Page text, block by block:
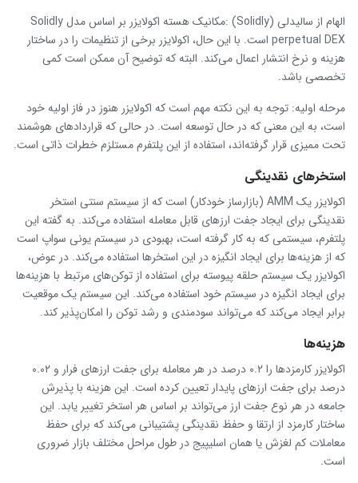
الهام از سالیدلی (Solidly) :مکانیک هسته اکولایزر بر اساس مدل Solidly
perpetual DEX است. با این حال، اکولایزر برخی از تنظیمات را در ساختار
هزینه و نرخ انتشار اعمال می‌کند. البته که توضیح آن ممکن است کمی
تخصصی باشد.
مرحله اولیه: توجه به این نکته مهم است که اکولایزر هنوز در فاز اولیه خود
است، به این معنی که در حال توسعه است. در حالی که قراردادهای هوشمند
تحت ممیزی قرار گرفته‌اند، استفاده از این پلتفرم مستلزم خطرات ذاتی است.
استخرهای نقدینگی
اکولایزر یک AMM (بازارساز خودکار) است که از سیستم سنتی استخر
نقدینگی برای ایجاد جفت ارزهای قابل معامله استفاده می‌کند. به گفته این
پلتفرم، سیستمی که به کار گرفته است، بهبودی در سیستم یونی سواپ است
که از هزینه‌ها برای ایجاد انگیزه در این استخرها استفاده می‌کند. در عوض،
اکولایزر یک سیستم حلقه پیوسته برای استفاده از توکن‌های مرتبط با هزینه‌ها
برای ایجاد انگیزه در سیستم خود استفاده می‌کند. این سیستم یک موقعیت
برابر ایجاد می‌کند که می‌تواند سودمندی و رشد توکن را امکان‌پذیر کند.
هزینه‌ها
اکولایزر کارمزدها را ۰.۲ درصد در هر معامله برای جفت ارزهای فرار و ۰.۰۲
درصد برای جفت ارزهای پایدار تعیین کرده است. این هزینه با پذیرش
جامعه در هر نوع جفت ارز می‌تواند بر اساس هر استخر تغییر یابد. این
ساختار کارمزد از ارتقا و حفظ نقدینگی پشتیبانی می‌کند که برای حفظ
معاملات کم لغزش یا همان اسلیپیج در طول مراحل مختلف بازار ضروری
است.